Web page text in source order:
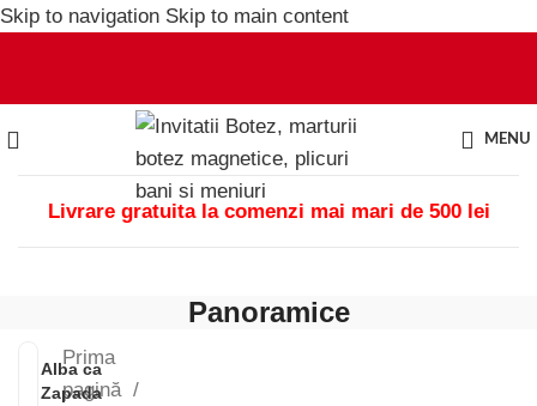
Skip to navigation Skip to main content
MENU
Livrare gratuita la comenzi mai mari de 500 lei
Panoramice
Alba ca
Zapada
Prima
pagină